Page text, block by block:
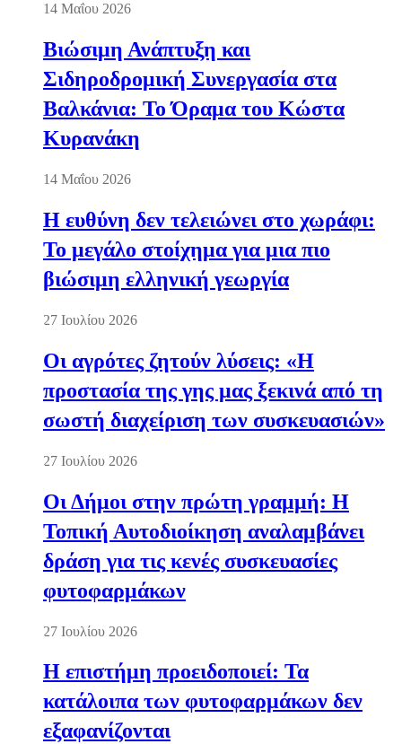
14 Μαΐου 2026
Βιώσιμη Ανάπτυξη και
Σιδηροδρομική Συνεργασία στα
Βαλκάνια: Το Όραμα του Κώστα
Κυρανάκη
14 Μαΐου 2026
Η ευθύνη δεν τελειώνει στο χωράφι:
Το μεγάλο στοίχημα για μια πιο
βιώσιμη ελληνική γεωργία
27 Ιουλίου 2026
Οι αγρότες ζητούν λύσεις: «Η
προστασία της γης μας ξεκινά από τη
σωστή διαχείριση των συσκευασιών»
27 Ιουλίου 2026
Οι Δήμοι στην πρώτη γραμμή: Η
Τοπική Αυτοδιοίκηση αναλαμβάνει
δράση για τις κενές συσκευασίες
φυτοφαρμάκων
27 Ιουλίου 2026
Η επιστήμη προειδοποιεί: Τα
κατάλοιπα των φυτοφαρμάκων δεν
εξαφανίζονται